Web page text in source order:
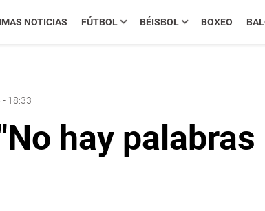
NOTICIAS FÚTBOL BÉISBOL BOXEO
18:33
hay